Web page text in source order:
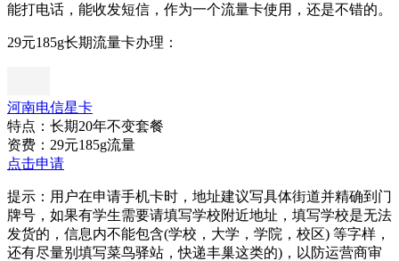
能打电话，能收发短信，作为一个流量卡使用，还是不错的。
29元185g长期流量卡办理：
河南电信星卡
特点：长期20年不变套餐
资费：29元185g流量
点击申请
提示：用户在申请手机卡时，地址建议写具体街道并精确到门
牌号，如果有学生需要请填写学校附近地址，填写学校是无法
发货的，信息内不能包含(学校，大学，学院，校区) 等字样，
还有尽量别填写菜鸟驿站，快递丰巢这类的) ，以防运营商审